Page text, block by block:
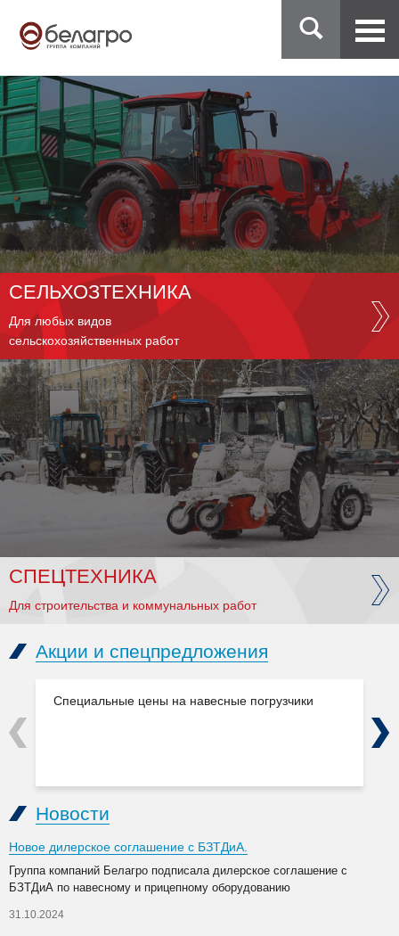
СЕЛЬХОЗТЕХНИКА
Для любых видов
сельскохозяйственных работ
СПЕЦТЕХНИКА
Для строительства и коммунальных работ
Акции и спецпредложения
Специальные цены на навесные погрузчики
Previous Next
Новости
Новое дилерское соглашение с БЗТДиА.
Группа компаний Белагро подписала дилерское соглашение с
БЗТДиА по навесному и прицепному оборудованию
31.10.2024